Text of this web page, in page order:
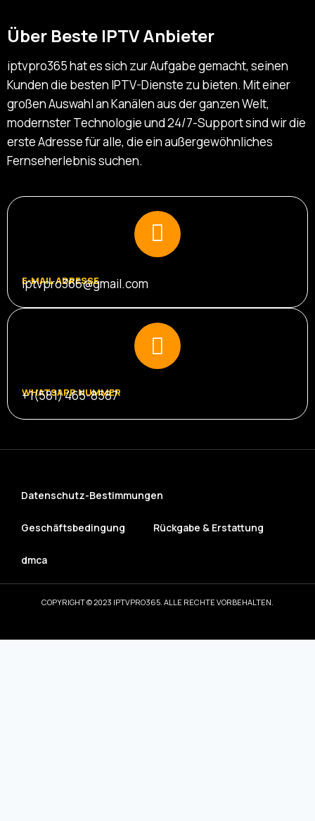
Über Beste IPTV Anbieter
iptvpro365 hat es sich zur Aufgabe gemacht, seinen
Kunden die besten IPTV-Dienste zu bieten. Mit einer
großen Auswahl an Kanälen aus der ganzen Welt,
modernster Technologie und 24/7-Support sind wir die
erste Adresse für alle, die ein außergewöhnliches
Fernseherlebnis suchen.
E-MAIL ADRESSE
iptvpro366@gmail.com
WHATSAPP NUMMER
+1(581) 465-8587
Datenschutz-Bestimmungen
Geschäftsbedingung Rückgabe & Erstattung
dmca
COPYRIGHT © 2023 IPTVPRO365. ALLE RECHTE VORBEHALTEN.